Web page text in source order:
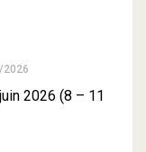
2026
2026 (8 – 11